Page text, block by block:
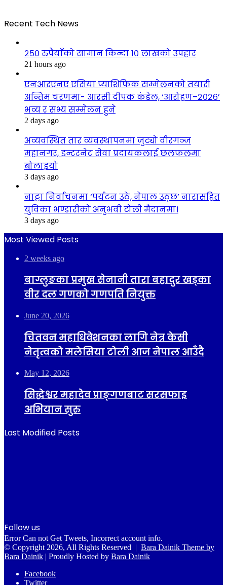
Recent Tech News
२५० रुपैयाँको सामान किन्दा १० लाखको उपहार
21 hours ago
एनआरएनए एसिया प्याशिफिक सम्मेलनको तयारी
अन्तिम चरणमा- आरसी दीपक कंडेल, ‘आरोहण–२०२६’
भव्य र सभ्य सम्मेलन हुने
2 days ago
अव्यवस्थित तार व्यवस्थापनमा जुट्यो वीरगञ्ज
महानगर, इन्टरनेट सेवा प्रदायकलाई छलफलमा
बोलाइयो
3 days ago
नाट्टा निर्वाचनमा ‘पर्यटन उठे, नेपाल उठ्छ’ नारासहित
युविका भण्डारीको अनुभवी टोली मैदानमा।
3 days ago
Most Viewed Posts
2 weeks ago
बाग्लुङका प्रमुख सेनानी तारा बहादुर खड्का
वीर दल गणको गणपति नियुक्त
June 20, 2026
चितवन महाधिवेशनका लागि नेत्र केसी
नेतृत्वको मलेसिया टोली आज नेपाल आउँदै
May 12, 2026
सिद्धेश्वर महादेव प्राङ्गणबाट सरसफाइ
अभियान सुरु
Last Modified Posts
Follow us
Error Can not Get Tweets, Incorrect account info.
© Copyright 2026, All Rights Reserved | Bara Dainik Theme by
Bara Dainik | Proudly Hosted by Bara Dainik
Facebook
Twitter